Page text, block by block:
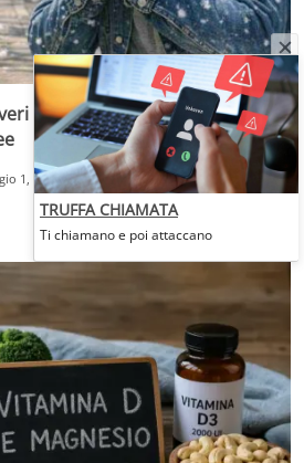
responsabili sono i pollini: il
1, 2026
TRUFFA CHIAMATA
Ti chiamano e poi attaccano